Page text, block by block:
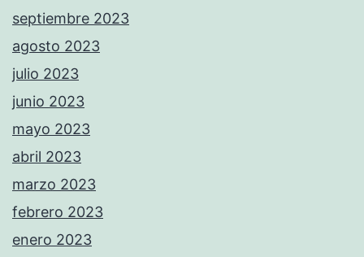
septiembre 2023
agosto 2023
julio 2023
junio 2023
mayo 2023
abril 2023
marzo 2023
febrero 2023
enero 2023